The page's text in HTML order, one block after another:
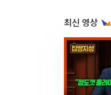
최신 영상